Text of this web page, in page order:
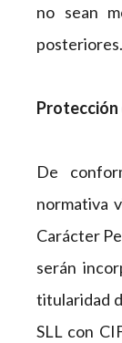
no sean
posteriores.
Protección
De
normativa
Carácter
serán
titularidad
SLL con